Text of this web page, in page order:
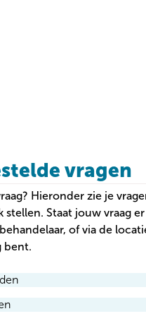
cognitieve
Wonen
vragen
Hieronder zie je
stellen. Staat jouw vraag
of via de
bent.
mij aanmelden?